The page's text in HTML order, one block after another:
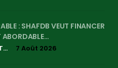
: SHAFDB VEUT FINANCER
ABORDABLE…
EPLUS MEDIA TV 7 Août 2026